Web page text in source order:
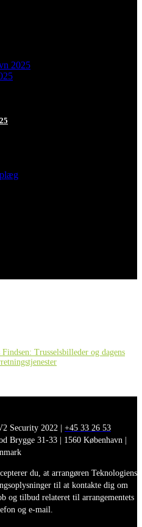
2025
Trusselsbilleder og dagens
Security 2022 | +45 33 26 53
Brygge 31-33 | 1560 København |
du, at arrangøren Teknologiens
til at kontakte dig om
og tilbud relateret til arrangementets
og e-mail.